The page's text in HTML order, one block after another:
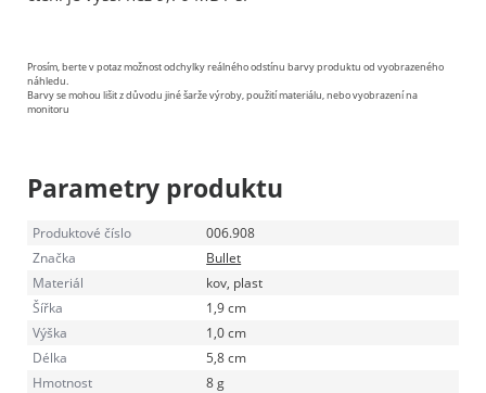
Prosím, berte v potaz možnost odchylky reálného odstínu barvy produktu od vyobrazeného
náhledu.
Barvy se mohou lišit z důvodu jiné šarže výroby, použití materiálu, nebo vyobrazení na
monitoru
Parametry produktu
Produktové číslo
006.908
Značka
Bullet
Materiál
kov, plast
Šířka
1,9 cm
Výška
1,0 cm
Délka
5,8 cm
Hmotnost
8 g